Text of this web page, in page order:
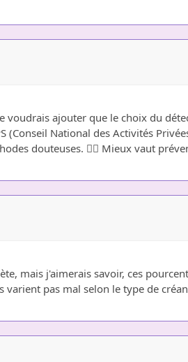
voudrais ajouter que le choix du
(Conseil National des Activités
douteuses. 👮‍♀️ Mieux vaut
mais j'aimerais savoir, ces
varient pas mal selon le type de